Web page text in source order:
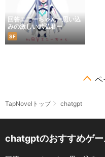
回答エニーちゃんー思い込
みの激しい武弘君ー
SF
ペ
TapNovelトップ chatgpt
chatgptのおすすめゲー